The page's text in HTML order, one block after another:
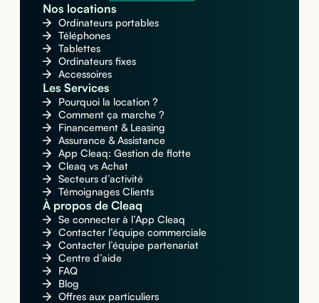
Nos locations
Ordinateurs portables
Téléphones
Tablettes
Ordinateurs fixes
Accessoires
Les Services
Pourquoi la location ?
Comment ça marche ?
Financement & Leasing
Assurance & Assistance
App Cleaq: Gestion de flotte
Cleaq vs Achat
Secteurs d’activité
Témoignages Clients
À propos de Cleaq
Se connecter à l’App Cleaq
Contacter l’équipe commerciale
Contacter l’équipe partenariat
Centre d’aide
FAQ
Blog
Offres aux particuliers